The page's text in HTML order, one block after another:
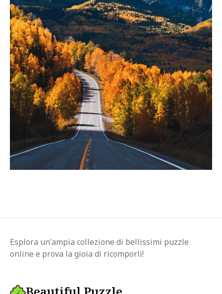
Esplora un'ampia collezione di bellissimi puzzle
online e prova la gioia di ricomporli!